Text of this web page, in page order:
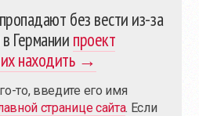
без вести из-за
Германии проект
находить →
то, введите его имя
странице сайта. Если